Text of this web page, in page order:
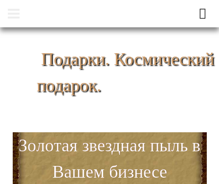
Подарки. Космический
подарок.
Золотая звездная пыль в
Вашем бизнесе